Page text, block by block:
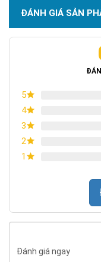
thông số lm/W thay vì
Chip LED
nhiệt tốt
ĐÁNH GIÁ SẢN
5
4
3
2
1
Đánh giá ngay